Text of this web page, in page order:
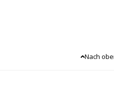
unter dem Schirm,
Nach